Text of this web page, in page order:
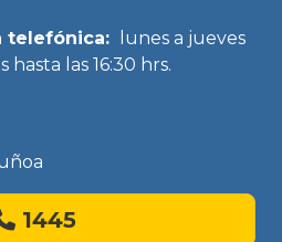
telefónica:
lunes a jueves
hasta las 16:30 hrs.
1445